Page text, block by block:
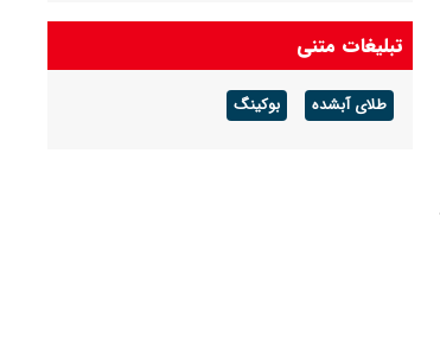
تبلیغات متنی
طلای آبشده بوکینگ